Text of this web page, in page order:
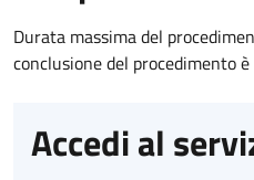
Durata massima del
conclusione del procedimento
Accedi al